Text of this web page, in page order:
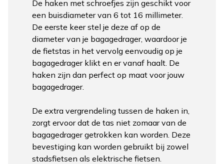
De haken met schroefjes zijn geschikt voor
een buisdiameter van 6 tot 16 millimeter.
De eerste keer stel je deze af op de
diameter van je bagagedrager, waardoor je
de fietstas in het vervolg eenvoudig op je
bagagedrager klikt en er vanaf haalt. De
haken zijn dan perfect op maat voor jouw
bagagedrager.
De extra vergrendeling tussen de haken in,
zorgt ervoor dat de tas niet zomaar van de
bagagedrager getrokken kan worden. Deze
bevestiging kan worden gebruikt bij zowel
stadsfietsen als elektrische fietsen.